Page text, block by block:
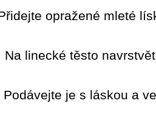
opražené mleté
Na linecké těsto
Podávejte je s láskou a